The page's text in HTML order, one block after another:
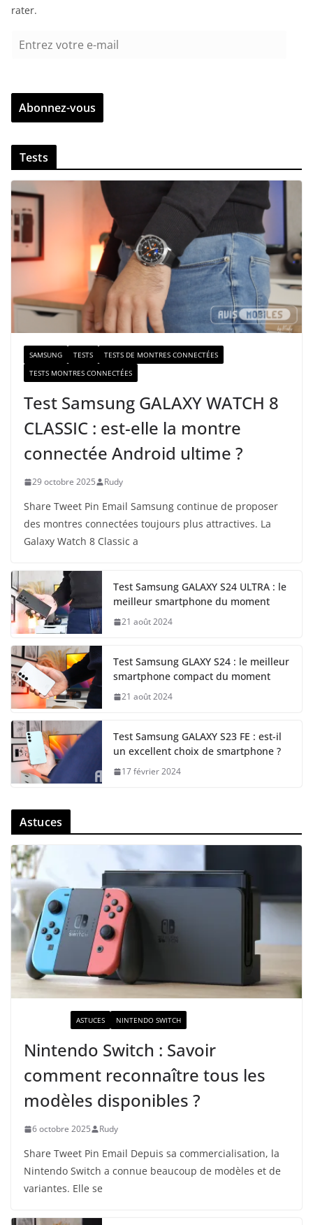
rater.
r
z
v
t
r
e
e
m
i
Abonnez-vous
Tests
SAMSUNG TESTS
TESTS DE MONTRES CONNECTÉES
TESTS MONTRES CONNECTÉES
Test Samsung GALAXY WATCH 8
CLASSIC : est-elle la montre
connectée Android ultime ?
29 octobre 2025 Rudy
Share Tweet Pin Email Samsung continue de proposer
des montres connectées toujours plus attractives. La
Galaxy Watch 8 Classic a
Test Samsung GALAXY S24 ULTRA : le
meilleur smartphone du moment
21 août 2024
Test Samsung GLAXY S24 : le meilleur
smartphone compact du moment
21 août 2024
Test Samsung GALAXY S23 FE : est-il
un excellent choix de smartphone ?
17 février 2024
Astuces
ASTUCES NINTENDO SWITCH
Nintendo Switch : Savoir
comment reconnaître tous les
modèles disponibles ?
6 octobre 2025 Rudy
Share Tweet Pin Email Depuis sa commercialisation, la
Nintendo Switch a connue beaucoup de modèles et de
variantes. Elle se